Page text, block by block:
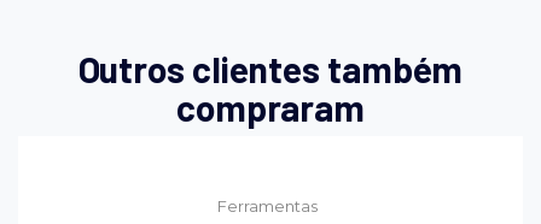
Outros clientes também
compraram
Ferramentas